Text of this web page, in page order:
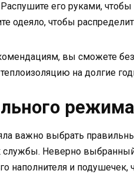
его руками,
одеяло, чтобы
вы сможете
на долгие
важно выбрать
службы. Неверно
наполнителя и подушечек,